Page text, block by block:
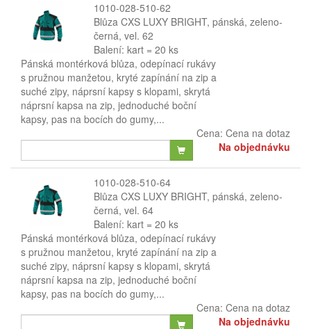
1010-028-510-62
Blůza CXS LUXY BRIGHT, pánská, zeleno-
černá, vel. 62
Balení: kart = 20 ks
Pánská montérková blůza, odepínací rukávy
s pružnou manžetou, kryté zapínání na zip a
suché zipy, náprsní kapsy s klopami, skrytá
náprsní kapsa na zip, jednoduché boční
kapsy, pas na bocích do gumy,...
Cena: Cena na dotaz
Na objednávku
1010-028-510-64
Blůza CXS LUXY BRIGHT, pánská, zeleno-
černá, vel. 64
Balení: kart = 20 ks
Pánská montérková blůza, odepínací rukávy
s pružnou manžetou, kryté zapínání na zip a
suché zipy, náprsní kapsy s klopami, skrytá
náprsní kapsa na zip, jednoduché boční
kapsy, pas na bocích do gumy,...
Cena: Cena na dotaz
Na objednávku